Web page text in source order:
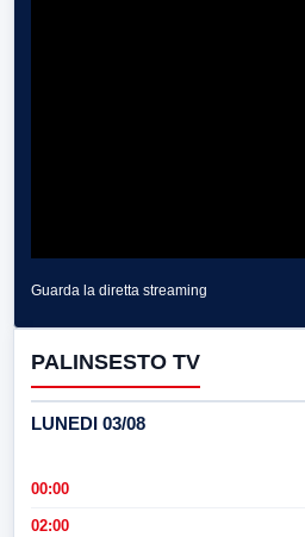
Guarda la diretta streaming
PALINSESTO TV
LUNEDI 03/08
00:00
02:00